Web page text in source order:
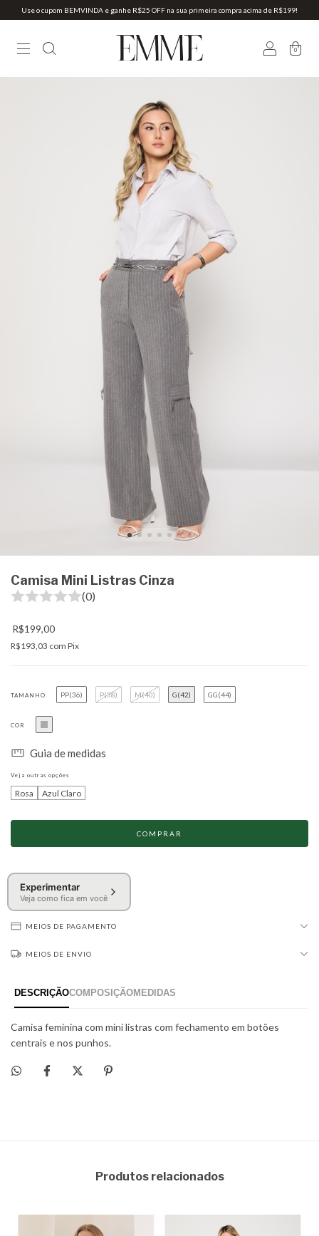
Use o cupom BEMVINDA e ganhe R$25 OFF na sua primeira compra acima de R$199!
0
Camisa Mini Listras Cinza
(0)
R$199,00
R$193,03 com Pix
TAMANHO PP(36) P(38) M(40) G(42) GG(44)
COR
Guia de medidas
Veja outras opções
Rosa Azul Claro
Experimentar
Veja como fica em você
MEIOS DE PAGAMENTO
MEIOS DE ENVIO
Produtos relacionados